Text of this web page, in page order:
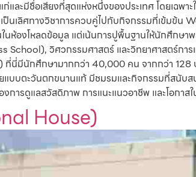
และมีชื่อเสียงที่สุดแห่งหนึ่งของประเทศ โดยเฉ
ป็นเลิศทางวิชาการควบคู่ไปกับกิจกรรมที่เข้มข้น
ในห้องโหลดข้อมูล แต่เน้นการปูพื้นฐานให้นักศึกษ
School), วิศวกรรมศาสตร์ และวิทยาศาสตร์กา
นี่มีนักศึกษามากกว่า 40,000 คน จากกว่า 128 ป
บบตะวันตกขนานแท้ มีชมรมและกิจกรรมที่สนับ
การดูแลสวัสดิภาพ การแนะแนวอาชีพ และโอก
House)